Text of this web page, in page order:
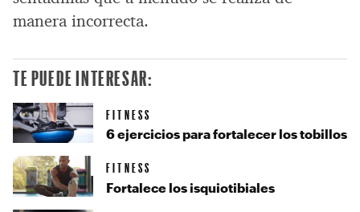
manera incorrecta.
TE PUEDE INTERESAR:
FITNESS
6 ejercicios para fortalecer los tobillos
FITNESS
Fortalece los isquiotibiales